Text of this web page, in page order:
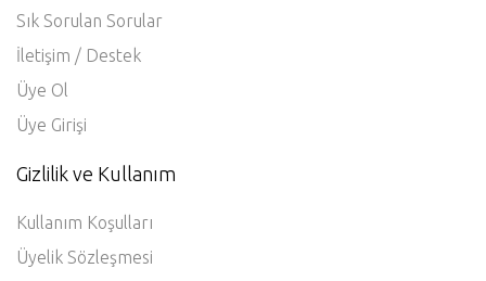
Sık Sorulan Sorular
İletişim / Destek
Üye Ol
Üye Girişi
Gizlilik ve Kullanım
Kullanım Koşulları
Üyelik Sözleşmesi